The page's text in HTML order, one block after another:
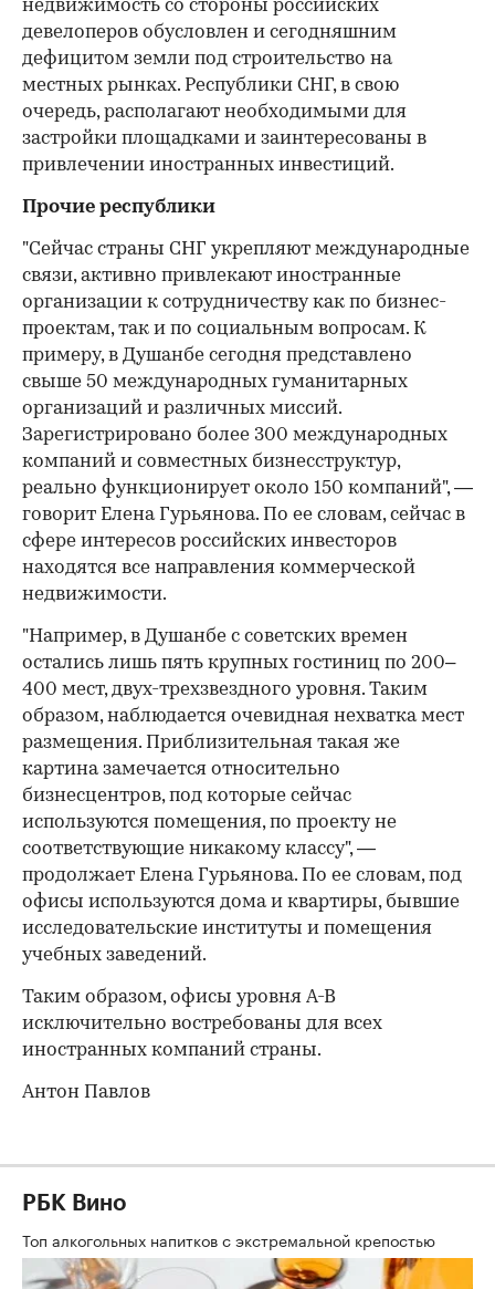
недвижимость со стороны российских
девелоперов обусловлен и сегодняшним
дефицитом земли под строительство на
местных рынках. Республики СНГ, в свою
очередь, располагают необходимыми для
застройки площадками и заинтересованы в
привлечении иностранных инвестиций.
Прочие республики
"Сейчас страны СНГ укрепляют международные
связи, активно привлекают иностранные
организации к сотрудничеству как по бизнес-
проектам, так и по социальным вопросам. К
примеру, в Душанбе сегодня представлено
свыше 50 международных гуманитарных
организаций и различных миссий.
Зарегистрировано более 300 международных
компаний и совместных бизнесструктур,
реально функционирует около 150 компаний", —
говорит Елена Гурьянова. По ее словам, сейчас в
сфере интересов российских инвесторов
находятся все направления коммерческой
недвижимости.
"Например, в Душанбе с советских времен
остались лишь пять крупных гостиниц по 200–
400 мест, двух-трехзвездного уровня. Таким
образом, наблюдается очевидная нехватка мест
размещения. Приблизительная такая же
картина замечается относительно
бизнесцентров, под которые сейчас
используются помещения, по проекту не
соответствующие никакому классу", —
продолжает Елена Гурьянова. По ее словам, под
офисы используются дома и квартиры, бывшие
исследовательские институты и помещения
учебных заведений.
Таким образом, офисы уровня A-B
исключительно востребованы для всех
иностранных компаний страны.
Антон Павлов
РБК Вино
Топ алкогольных напитков с экстремальной крепостью